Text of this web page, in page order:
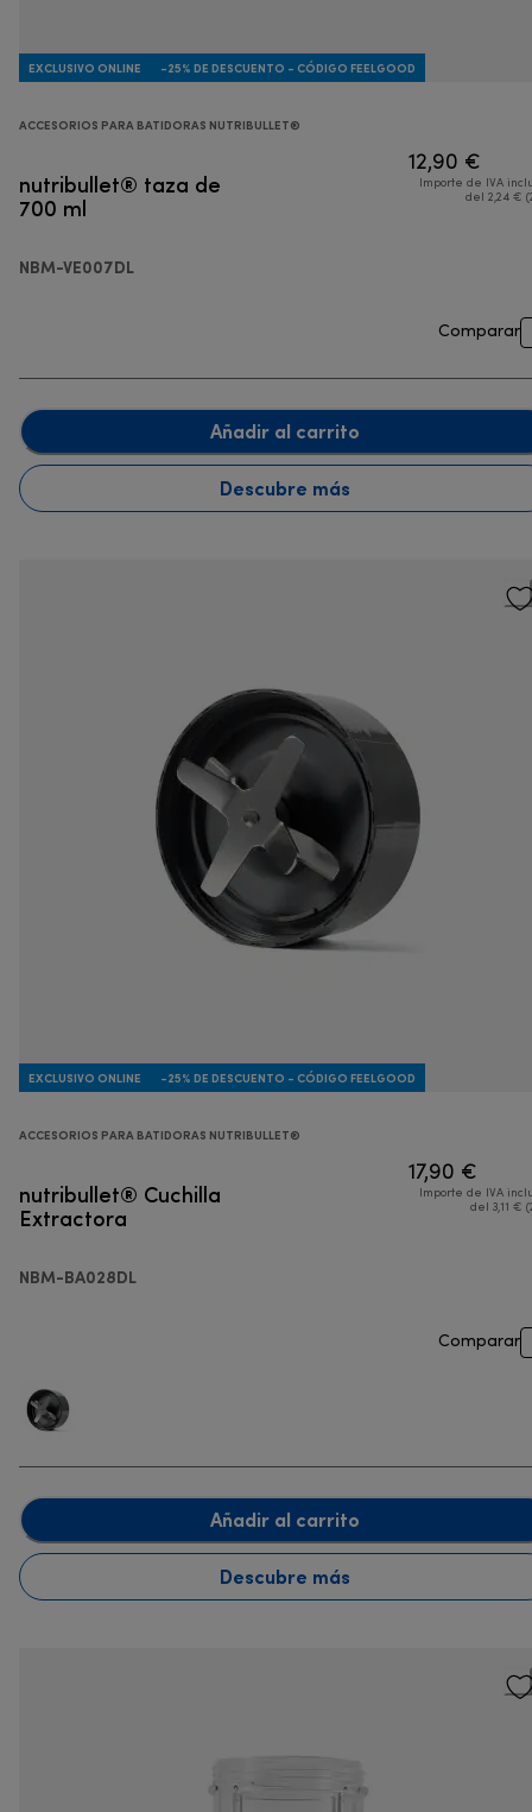
EXCLUSIVO ONLINE -25% DE DESCUENTO - CÓDIGO FEELGOOD
ACCESORIOS PARA BATIDORAS NUTRIBULLET®
nutribullet® taza de
700 ml
NBM-VE007DL
12,90 €
Importe de IVA
del 2,24 €
Comparar
Añadir al carrito
Descubre más
EXCLUSIVO ONLINE -25% DE DESCUENTO - CÓDIGO FEELGOOD
ACCESORIOS PARA BATIDORAS NUTRIBULLET®
nutribullet® Cuchilla
Extractora
NBM-BA028DL
17,90 €
Importe de IVA
del 3,11 €
Comparar
Añadir al carrito
Descubre más